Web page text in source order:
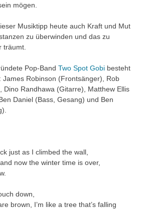
mögen.
Musiktipp heute auch Kraft und Mut
zu überwinden und das zu
träumt.
Pop-Band Two Spot Gobi besteht
James Robinson (Frontsänger), Rob
Dino Randhawa (Gitarre), Matthew Ellis
Daniel (Bass, Gesang) und Ben
just as I climbed the wall,
now the winter time is over,
down,
brown, I’m like a tree that’s falling